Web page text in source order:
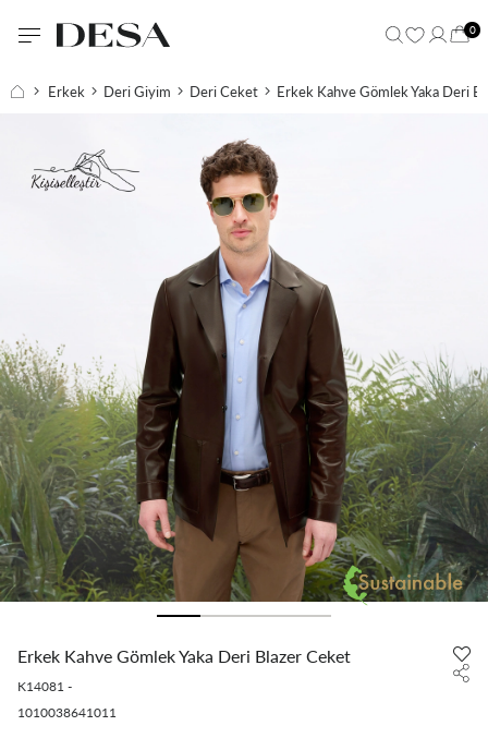
0
Erkek Deri Giyim Deri Ceket Erkek Kahve Gömlek Yaka Deri
Erkek Kahve Gömlek Yaka Deri Blazer Ceket
K14081 -
1010038641011